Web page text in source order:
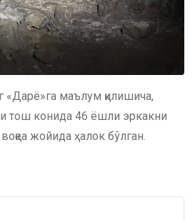
«Дарё»га маълум қилишича,
тош конида 46 ёшли эркакни
жойида ҳалок бўлган.